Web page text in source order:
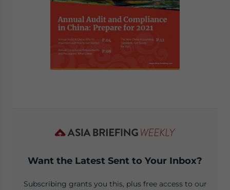
Want the Latest Sent to Your Inbox?
Subscribing grants you this, plus free access to our